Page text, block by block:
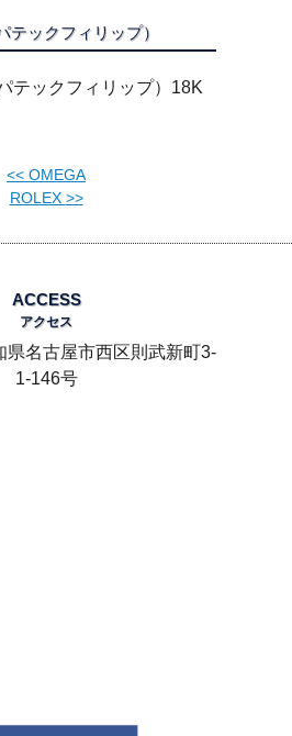
テックフィリップ）
テックフィリップ）18K
<< OMEGA
ROLEX >>
ACCESS
アクセス
県名古屋市西区則武新町3-
1-146号